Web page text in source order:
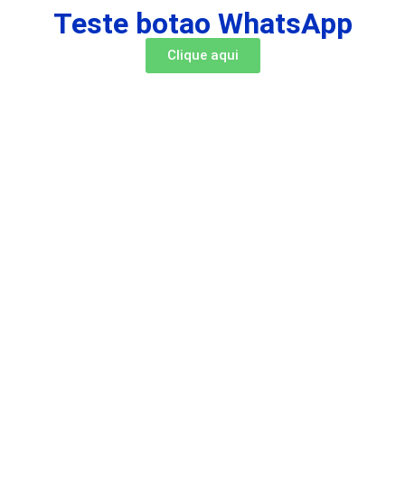
Teste botao WhatsApp
Clique aqui